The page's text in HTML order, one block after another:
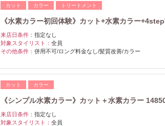
カット カラー トリートメント
《水素カラー初回体験》カット+水素カラー
来店日条件： 指定なし
対象スタイリスト： 全員
その他条件： 併用不可/ロング料金なし/髪質改善/カラー
カット カラー
《シンプル水素カラー》カット＋水素カラー
来店日条件： 指定なし
対象スタイリスト： 全員